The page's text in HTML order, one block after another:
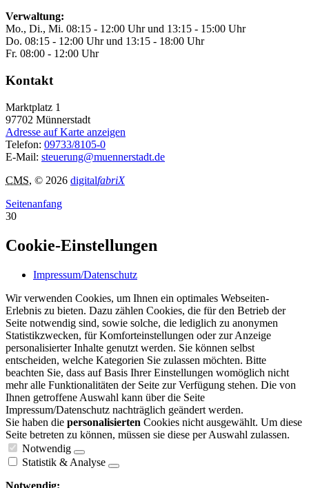
Verwaltung:
Mo., Di., Mi. 08:15 - 12:00 Uhr und 13:15 - 15:00 Uhr
Do. 08:15 - 12:00 Uhr und 13:15 - 18:00 Uhr
Fr. 08:00 - 12:00 Uhr
Kontakt
Marktplatz 1
97702 Münnerstadt
Adresse auf Karte anzeigen
Telefon: 09733/8105-0
E-Mail: steuerung@muennerstadt.de
CMS, © 2026 digitalfabriX
Seitenanfang
30
Cookie-Einstellungen
Impressum/Datenschutz
Wir verwenden Cookies, um Ihnen ein optimales Webseiten-
Erlebnis zu bieten. Dazu zählen Cookies, die für den Betrieb der
Seite notwendig sind, sowie solche, die lediglich zu anonymen
Statistikzwecken, für Komforteinstellungen oder zur Anzeige
personalisierter Inhalte genutzt werden. Sie können selbst
entscheiden, welche Kategorien Sie zulassen möchten. Bitte
beachten Sie, dass auf Basis Ihrer Einstellungen womöglich nicht
mehr alle Funktionalitäten der Seite zur Verfügung stehen. Die von
Ihnen getroffene Auswahl kann über die Seite
Impressum/Datenschutz nachträglich geändert werden.
Sie haben die personalisierten Cookies nicht ausgewählt. Um diese
Seite betreten zu können, müssen sie diese per Auswahl zulassen.
Notwendig
Statistik & Analyse
Notwendig: